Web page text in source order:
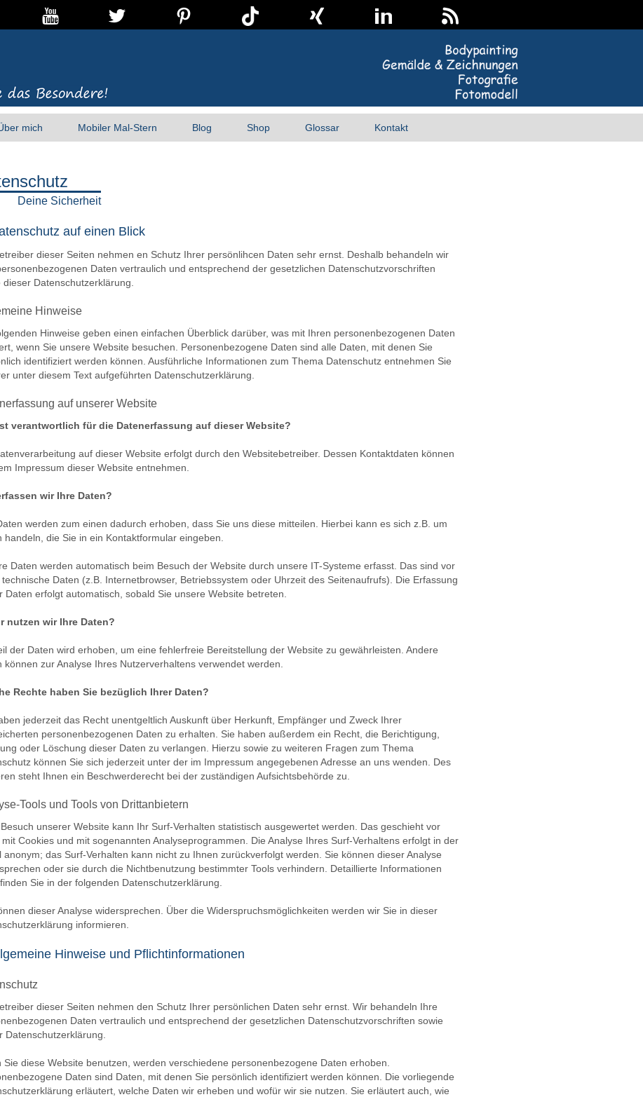
mich Mobiler Mal-Stern Blog Shop Glossar Kontakt
Deine Sicherheit
auf einen Blick
dieser Seiten nehmen en Schutz Ihrer persönlihcen Daten sehr ernst. Deshalb behandeln wir
Daten vertraulich und entsprechend der gesetzlichen Datenschutzvorschriften
dieser Datenschutzerklärung.
Hinweise
Hinweise geben einen einfachen Überblick darüber, was mit Ihren personenbezogenen Daten
wenn Sie unsere Website besuchen. Personenbezogene Daten sind alle Daten, mit denen Sie
identifiziert werden können. Ausführliche Informationen zum Thema Datenschutz entnehmen Sie
unter diesem Text aufgeführten Datenschutzerklärung.
auf unserer Website
verantwortlich für die Datenerfassung auf dieser Website?
auf dieser Website erfolgt durch den Websitebetreiber. Dessen Kontaktdaten können
Impressum dieser Website entnehmen.
wir Ihre Daten?
werden zum einen dadurch erhoben, dass Sie uns diese mitteilen. Hierbei kann es sich z.B. um
handeln, die Sie in ein Kontaktformular eingeben.
Daten werden automatisch beim Besuch der Website durch unsere IT-Systeme erfasst. Das sind vor
Daten (z.B. Internetbrowser, Betriebssystem oder Uhrzeit des Seitenaufrufs). Die Erfassung
Daten erfolgt automatisch, sobald Sie unsere Website betreten.
nutzen wir Ihre Daten?
der Daten wird erhoben, um eine fehlerfreie Bereitstellung der Website zu gewährleisten. Andere
können zur Analyse Ihres Nutzerverhaltens verwendet werden.
Rechte haben Sie bezüglich Ihrer Daten?
jederzeit das Recht unentgeltlich Auskunft über Herkunft, Empfänger und Zweck Ihrer
personenbezogenen Daten zu erhalten. Sie haben außerdem ein Recht, die Berichtigung,
oder Löschung dieser Daten zu verlangen. Hierzu sowie zu weiteren Fragen zum Thema
können Sie sich jederzeit unter der im Impressum angegebenen Adresse an uns wenden. Des
steht Ihnen ein Beschwerderecht bei der zuständigen Aufsichtsbehörde zu.
Tools und Tools von Drittanbietern
unserer Website kann Ihr Surf-Verhalten statistisch ausgewertet werden. Das geschieht vor
Cookies und mit sogenannten Analyseprogrammen. Die Analyse Ihres Surf-Verhaltens erfolgt in der
anonym; das Surf-Verhalten kann nicht zu Ihnen zurückverfolgt werden. Sie können dieser Analyse
oder sie durch die Nichtbenutzung bestimmter Tools verhindern. Detaillierte Informationen
Sie in der folgenden Datenschutzerklärung.
dieser Analyse widersprechen. Über die Widerspruchsmöglichkeiten werden wir Sie in dieser
informieren.
Hinweise und Pflichtinformationen
dieser Seiten nehmen den Schutz Ihrer persönlichen Daten sehr ernst. Wir behandeln Ihre
Daten vertraulich und entsprechend der gesetzlichen Datenschutzvorschriften sowie
Datenschutzerklärung.
Sie diese Website benutzen, werden verschiedene personenbezogene Daten erhoben.
Daten sind Daten, mit denen Sie persönlich identifiziert werden können. Die vorliegende
erläutert, welche Daten wir erheben und wofür wir sie nutzen. Sie erläutert auch, wie